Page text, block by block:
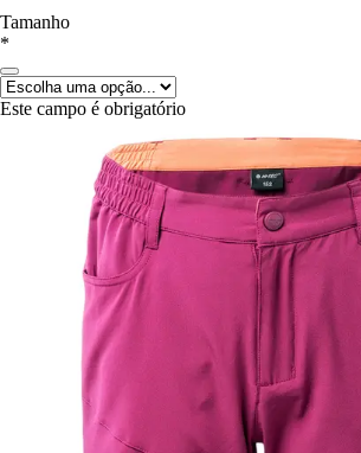
Tamanho
*
Este campo é obrigatório